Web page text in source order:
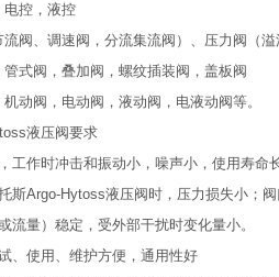
电控，液控
阀、调速阀，分流集流阀）、压力阀（
式阀，叠加阀，螺纹插装阀，盖板阀
动阀，电动阀，液动阀，电液动阀等。
液压阀要求
工作时冲击和振动小，噪声小，使用寿命
斯Argo-Hytoss液压阀时，压力损失小；
流量）稳定，受外部干扰时变化量小。
、使用、维护方便，通用性好